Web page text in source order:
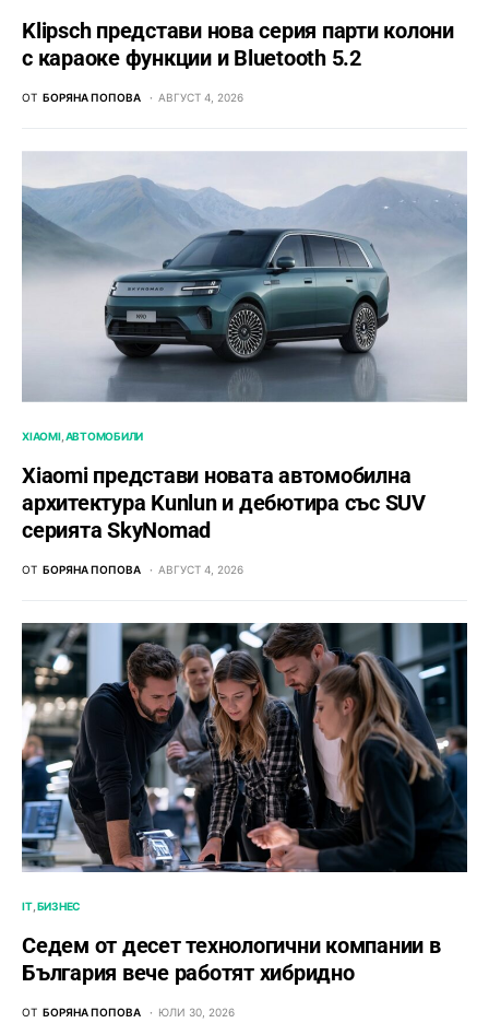
Klipsch представи нова серия парти колони
с караоке функции и Bluetooth 5.2
ОТ БОРЯНА ПОПОВА АВГУСТ 4, 2026
XIAOMI АВТОМОБИЛИ
Xiaomi представи новата автомобилна
архитектура Kunlun и дебютира със SUV
серията SkyNomad
ОТ БОРЯНА ПОПОВА АВГУСТ 4, 2026
IT БИЗНЕС
Седем от десет технологични компании в
България вече работят хибридно
ОТ БОРЯНА ПОПОВА ЮЛИ 30, 2026